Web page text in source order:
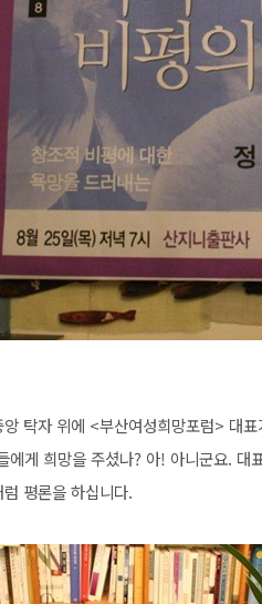
탁자 위에 <부산여성희망포럼> 대
에게 희망을 주셨나? 아! 아니군요.
평론을 하십니다.